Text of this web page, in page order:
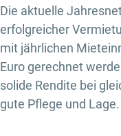
Die aktuelle
erfolgreicher
mit jährlichen
Euro gerechnet
solide Rendite bei
gute Pflege und Lage.